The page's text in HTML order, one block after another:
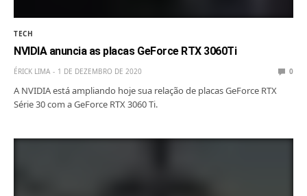
TECH
NVIDIA anuncia as placas GeForce RTX 3060Ti
ÉRICK LIMA 1 DE DEZEMBRO DE 2020 0
A NVIDIA está ampliando hoje sua relação de placas GeForce RTX
Série 30 com a GeForce RTX 3060 Ti.